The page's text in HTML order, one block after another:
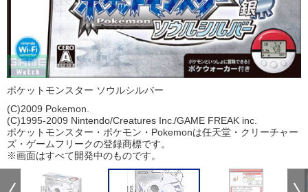
ポケットモンスター ソウルシルバー
(C)2009 Pokemon.
(C)1995-2009 Nintendo/Creatures Inc./GAME FREAK inc.
ポケットモンスター・ポケモン・Pokemonは任天堂・クリーチャー
ズ・ゲームフリークの登録商標です。
※画面はすべて開発中のものです。